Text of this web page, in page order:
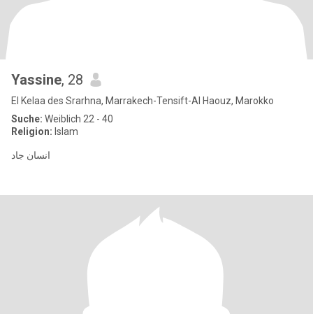
Yassine, 28
El Kelaa des Srarhna, Marrakech-Tensift-Al Haouz, Marokko
Suche: Weiblich 22 - 40
Religion: Islam
انسان جاد